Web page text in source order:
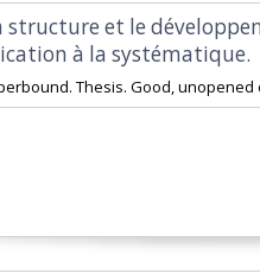
structure et le
à la systématique.‎
Thesis. Good, unopened